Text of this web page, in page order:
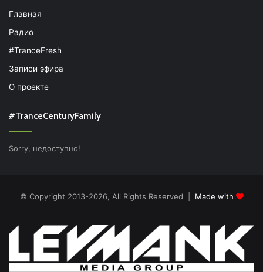
Главная
Радио
#TranceFresh
Записи эфира
О проекте
#TranceCenturyFamily
Sorry, недоступно!
© Copyright 2013-2026, All Rights Reserved | Made with